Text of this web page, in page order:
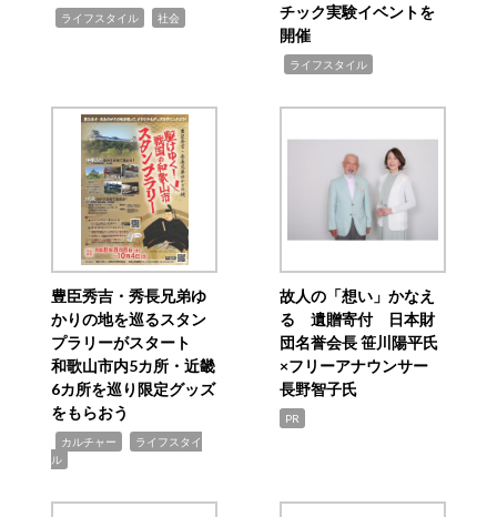
ライフスタイル 社会
チック実験イベントを
開催
ライフスタイル
豊臣秀吉・秀長兄弟ゆ
かりの地を巡るスタン
プラリーがスタート
和歌山市内5カ所・近畿
6カ所を巡り限定グッズ
をもらおう
カルチャー
ライフスタイ
ル
故人の「想い」かなえ
る 遺贈寄付 日本財
団名誉会長 笹川陽平氏
×フリーアナウンサー
長野智子氏
PR